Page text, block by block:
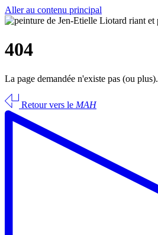
Aller au contenu principal
404
La page demandée n'existe pas (ou plus).
Retour vers le MAH